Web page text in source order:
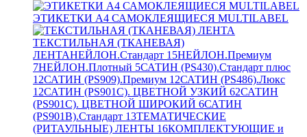
ЭТИКЕТКИ А4 САМОКЛЕЯЩИЕСЯ MULTILABEL
ТЕКСТИЛЬНАЯ (ТКАНЕВАЯ)
ЛЕНТАНЕЙЛОН.Стандарт 15НЕЙЛОН.Премиум
7НЕЙЛОН.Плотный 5САТИН (PS430).Стандарт плюс
12САТИН (PS909).Премиум 12САТИН (PS486).Люкс
12САТИН (PS901C). ЦВЕТНОЙ УЗКИЙ 62САТИН
(PS901C). ЦВЕТНОЙ ШИРОКИЙ 6САТИН
(PS901B).Стандарт 13ТЕМАТИЧЕСКИЕ
(РИТАУЛЬНЫЕ) ЛЕНТЫ 16КОМПЛЕКТУЮЩИЕ и